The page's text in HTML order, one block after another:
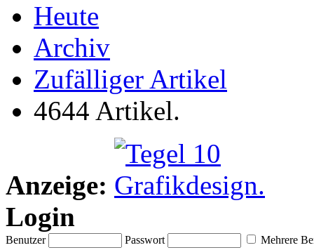
Heute
Archiv
Zufälliger Artikel
4644 Artikel.
Anzeige:
Login
Benutzer Passwort Mehrere